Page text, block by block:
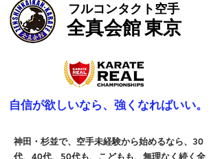
フルコンタクト空手
全真会館 東京
​自信が欲しいなら、強くなればいい。
神田・杉並で、空手未経験から始めるなら、30
代、40代、50代も、こどもも、無理なく続く全